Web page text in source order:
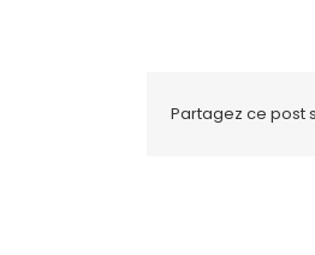
Partagez ce post